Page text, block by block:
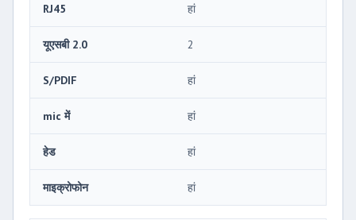
RJ45 हां
यूएसबी 2.0 2
S/PDIF हां
mic में हां
हेड हां
माइक्रोफोन हां